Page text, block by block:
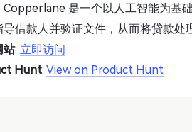
Copperlane 是一个以人工智能为基
导借款人并验证文件，从而将贷款处
站: 立即访问
Hunt: View on Product Hunt